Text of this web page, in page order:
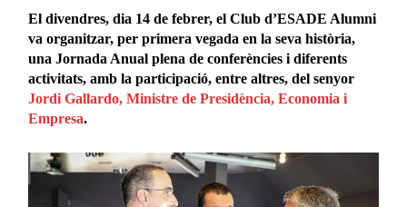
El divendres, dia 14 de febrer, el Club d’ESADE Alumni
va organitzar, per primera vegada en la seva història,
una Jornada Anual plena de conferències i diferents
activitats, amb la participació, entre altres, del senyor
Jordi Gallardo, Ministre de Presidència, Economia i
Empresa.